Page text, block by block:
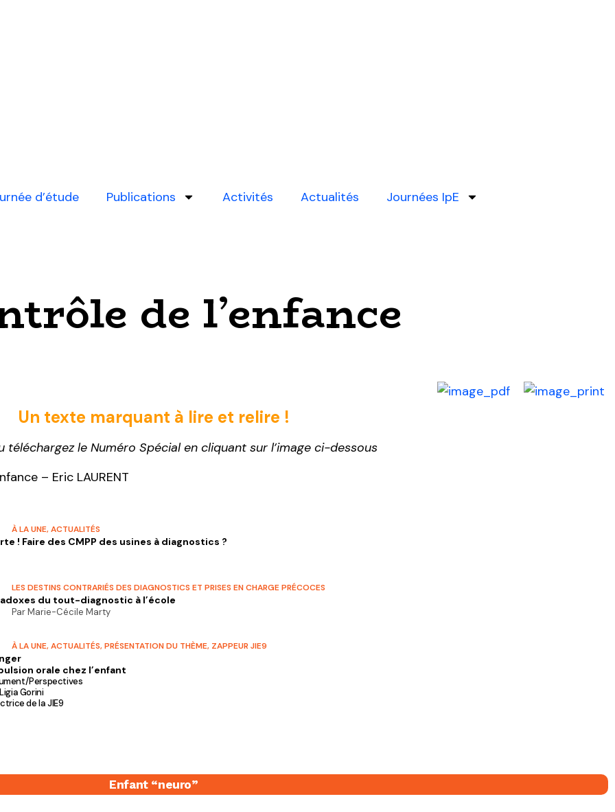
d’étude Publications Activités Actualités Journées IpE
de l’enfance
Un texte marquant à lire et relire !
téléchargez le Numéro Spécial en cliquant sur l’image ci-dessous
– Eric LAURENT
À LA UNE,ACTUALITÉS
! Faire des CMPP des usines à diagnostics ?
LES DESTINS CONTRARIÉS DES DIAGNOSTICS ET PRISES EN CHARGE PRÉCOCES
du tout-diagnostic à l’école
Par Marie-Cécile Marty
À LA UNE,ACTUALITÉS,PRÉSENTATION DU THÈME, ZAPPEUR JIE9
orale chez l’enfant
Perspectives
Gorini
de la JIE9
Enfant “neuro”